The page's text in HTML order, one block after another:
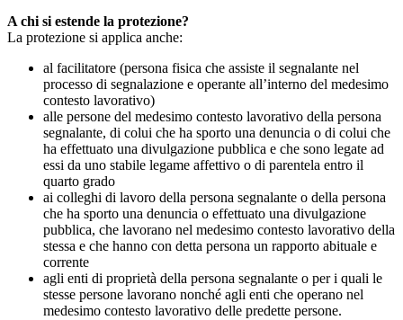
A chi si estende la protezione?
La protezione si applica anche:
al facilitatore (persona fisica che assiste il segnalante nel
processo di segnalazione e operante all’interno del medesimo
contesto lavorativo)
alle persone del medesimo contesto lavorativo della persona
segnalante, di colui che ha sporto una denuncia o di colui che
ha effettuato una divulgazione pubblica e che sono legate ad
essi da uno stabile legame affettivo o di parentela entro il
quarto grado
ai colleghi di lavoro della persona segnalante o della persona
che ha sporto una denuncia o effettuato una divulgazione
pubblica, che lavorano nel medesimo contesto lavorativo della
stessa e che hanno con detta persona un rapporto abituale e
corrente
agli enti di proprietà della persona segnalante o per i quali le
stesse persone lavorano nonché agli enti che operano nel
medesimo contesto lavorativo delle predette persone.